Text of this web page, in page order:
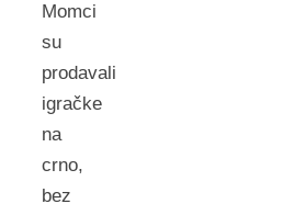
Momci
su
prodavali
igračke
na
crno,
bez